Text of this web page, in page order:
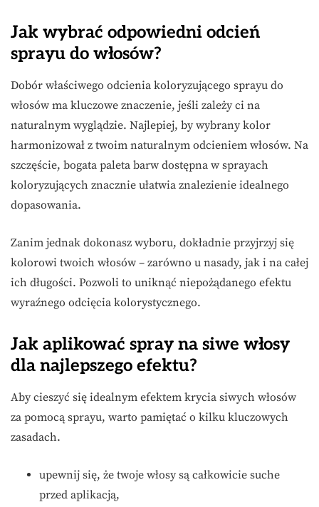
Jak wybrać odpowiedni odcień
sprayu do włosów?
Dobór właściwego odcienia koloryzującego sprayu do
włosów ma kluczowe znaczenie, jeśli zależy ci na
naturalnym wyglądzie. Najlepiej, by wybrany kolor
harmonizował z twoim naturalnym odcieniem włosów. Na
szczęście, bogata paleta barw dostępna w sprayach
koloryzujących znacznie ułatwia znalezienie idealnego
dopasowania.
Zanim jednak dokonasz wyboru, dokładnie przyjrzyj się
kolorowi twoich włosów – zarówno u nasady, jak i na całej
ich długości. Pozwoli to uniknąć niepożądanego efektu
wyraźnego odcięcia kolorystycznego.
Jak aplikować spray na siwe włosy
dla najlepszego efektu?
Aby cieszyć się idealnym efektem krycia siwych włosów
za pomocą sprayu, warto pamiętać o kilku kluczowych
zasadach.
upewnij się, że twoje włosy są całkowicie suche
przed aplikacją,